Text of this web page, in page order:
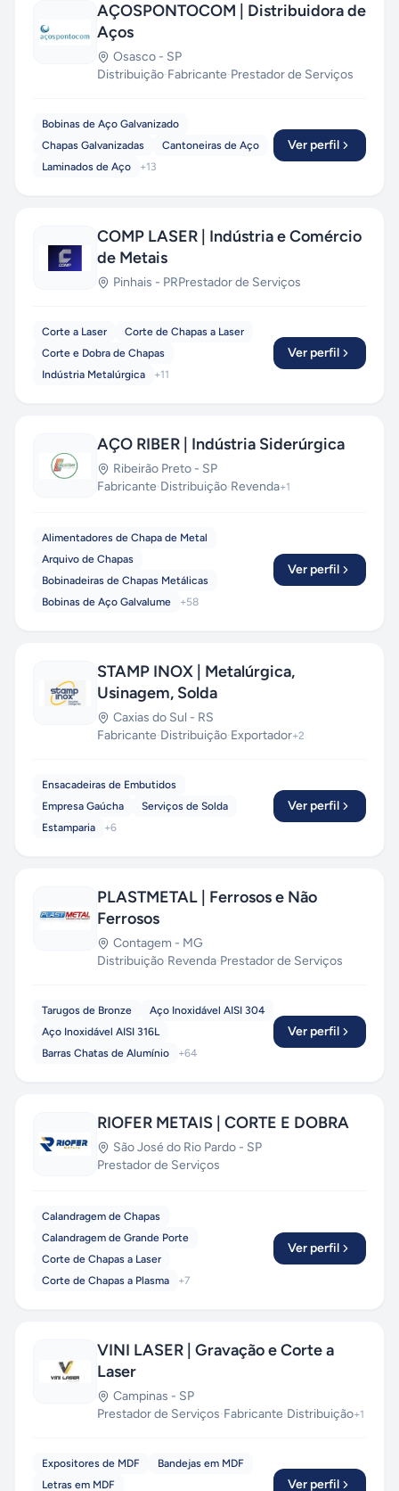
AÇOSPONTOCOM | Distribuidora de
Aços
Osasco - SP
Distribuição·Fabricante·Prestador de Serviços
Bobinas de Aço Galvanizado
Chapas Galvanizadas
Cantoneiras de Aço
Laminados de Aço
+13
Ver perfil
COMP LASER | Indústria e Comércio
de Metais
Pinhais - PRPrestador de Serviços
Corte a Laser
Corte de Chapas a Laser
Corte e Dobra de Chapas
Indústria Metalúrgica
+11
Ver perfil
AÇO RIBER | Indústria Siderúrgica
Ribeirão Preto - SP
Fabricante·Distribuição·Revenda+1
Alimentadores de Chapa de Metal
Arquivo de Chapas
Bobinadeiras de Chapas Metálicas
Bobinas de Aço Galvalume
+58
Ver perfil
STAMP INOX | Metalúrgica,
Usinagem, Solda
Caxias do Sul - RS
Fabricante·Distribuição·Exportador+2
Ensacadeiras de Embutidos
Empresa Gaúcha
Serviços de Solda
Estamparia
+6
Ver perfil
PLASTMETAL | Ferrosos e Não
Ferrosos
Contagem - MG
Distribuição·Revenda·Prestador de Serviços
Tarugos de Bronze
Aço Inoxidável AISI 304
Aço Inoxidável AISI 316L
Barras Chatas de Alumínio
+64
Ver perfil
RIOFER METAIS | CORTE E DOBRA
São José do Rio Pardo - SP
Prestador de Serviços
Calandragem de Chapas
Calandragem de Grande Porte
Corte de Chapas a Laser
Corte de Chapas a Plasma
+7
Ver perfil
VINI LASER | Gravação e Corte a
Laser
Campinas - SP
Prestador de Serviços·Fabricante·Distribuição+1
Expositores de MDF
Bandejas em MDF
Letras em MDF
Ver perfil